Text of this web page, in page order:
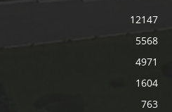
12147
5568
4971
1604
763